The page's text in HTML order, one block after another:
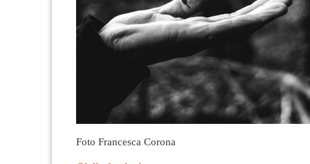
Foto Francesca Corona